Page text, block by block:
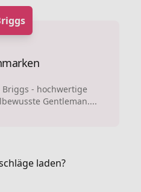
- hochwertige
Gentleman....
laden?